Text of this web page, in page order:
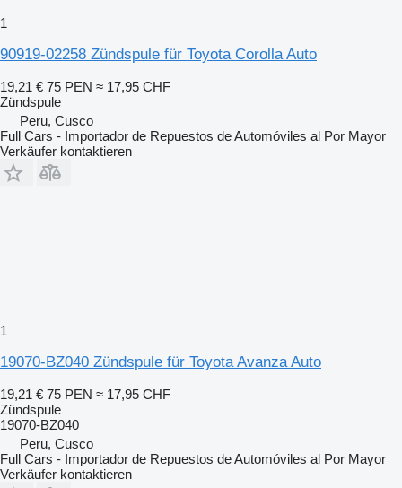
1
90919-02258 Zündspule für Toyota Corolla Auto
19,21 € 75 PEN ≈ 17,95 CHF
Zündspule
Peru, Cusco
Full Cars - Importador de Repuestos de Automóviles al Por Mayor
Verkäufer kontaktieren
1
19070-BZ040 Zündspule für Toyota Avanza Auto
19,21 € 75 PEN ≈ 17,95 CHF
Zündspule
19070-BZ040
Peru, Cusco
Full Cars - Importador de Repuestos de Automóviles al Por Mayor
Verkäufer kontaktieren